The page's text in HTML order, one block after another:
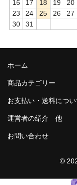
16
17 18 19 20
23
24 25 26 27
30
31
ホーム
商品カテゴリー
お支払い・送料につい
運営者の紹介 他
お問い合わせ
©